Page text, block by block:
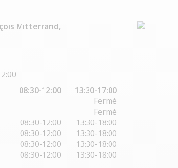
Mitterrand,
08:30-12:00
13:30-17:00
Fermé
Fermé
08:30-12:00
13:30-18:00
08:30-12:00
13:30-18:00
08:30-12:00
13:30-18:00
08:30-12:00 13:30-18:00